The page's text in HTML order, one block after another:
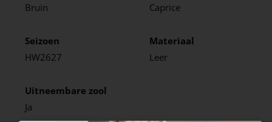
Bruin
Caprice
Seizoen
HW2627
Materiaal
Leer
Uitneembare zool
Ja